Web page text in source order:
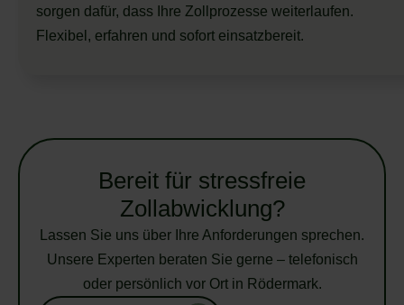
sorgen dafür, dass Ihre Zollprozesse weiterlaufen.
Flexibel, erfahren und sofort einsatzbereit.
Bereit für stressfreie
Zollabwicklung?
Lassen Sie uns über Ihre Anforderungen sprechen.
Unsere Experten beraten Sie gerne – telefonisch
oder persönlich vor Ort in Rödermark.